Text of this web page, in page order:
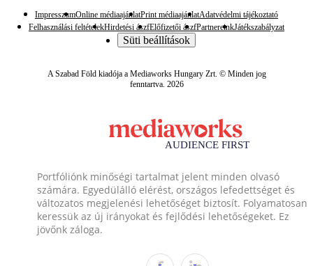
ImpresszumOnline médiaajánlatPrint médiaajánlatAdatvédelmi tájékoztató
Felhasználási feltételekHirdetési ászfElőfizetői ászfPartnereinkJátékszabályzat
Süti beállítások
A Szabad Föld kiadója a Mediaworks Hungary Zrt. © Minden jog
fenntartva. 2026
Portfóliónk minőségi tartalmat jelent minden olvasó
számára. Egyedülálló elérést, országos lefedettséget és
változatos megjelenési lehetőséget biztosít. Folyamatosan
keressük az új irányokat és fejlődési lehetőségeket. Ez
jövőnk záloga.